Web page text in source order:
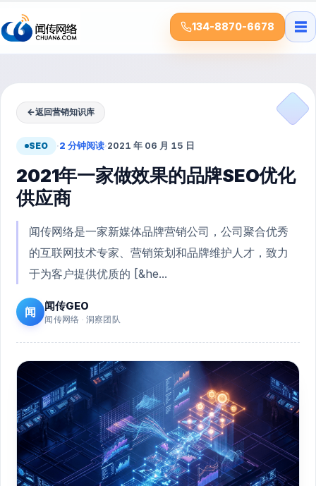
134-8870-6678 ☰
←返回营销知识库
SEO ·2 分钟阅读·2021 年 06 月 15 日
2021年一家做效果的品牌SEO优化
供应商
闻传网络是一家新媒体品牌营销公司，公司聚合优秀
的互联网技术专家、营销策划和品牌维护人才，致力
于为客户提供优质的 [&he...
闻 闻传GEO
闻传网络 · 洞察团队